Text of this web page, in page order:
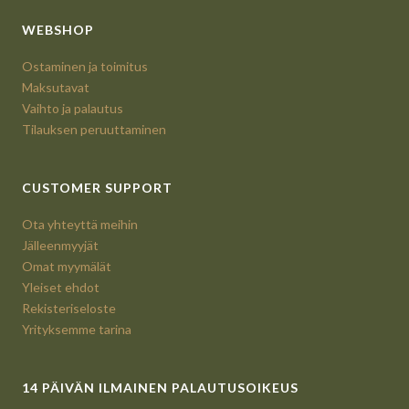
WEBSHOP
Ostaminen ja toimitus
Maksutavat
Vaihto ja palautus
Tilauksen peruuttaminen
CUSTOMER SUPPORT
Ota yhteyttä meihin
Jälleenmyyjät
Omat myymälät
Yleiset ehdot
Rekisteriseloste
Yrityksemme tarina
14 PÄIVÄN ILMAINEN PALAUTUSOIKEUS